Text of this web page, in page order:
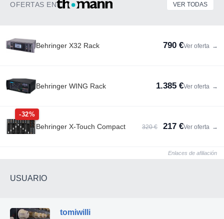
OFERTAS EN VER TODAS
Behringer X32 Rack 790 €Ver oferta →
Behringer WING Rack 1.385 €Ver oferta →
-32%
Behringer X-Touch Compact 320 € 217 €Ver oferta →
Enlaces de afiliación
USUARIO
tomiwilli